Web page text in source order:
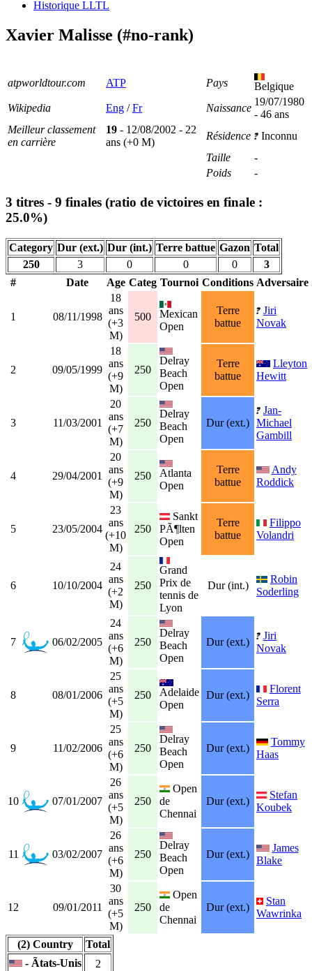
Historique LLTL
Xavier Malisse (#no-rank)
atpworldtour.com ATP Pays
Belgique
Wikipedia
Eng /Fr Naissance
19/07/1980
- 46 ans
Meilleur classement
en carrière
19 - 12/08/2002 - 22
ans (+0 M)
Résidence
Inconnu
Taille
-
Poids
-
3 titres - 9 finales (ratio de victoires en finale :
25.0%)
Category Dur (ext.) Dur (int.) Terre battue Gazon Total
250
3 0 0 0
3
#
Date Age Categ Tournoi Conditions Adversaire
1 08/11/1998
18
ans
(+3
M)
500
Mexican
Open
Terre
battue
Jiri
Novak
2 09/05/1999
18
ans
(+9
M)
250
Delray
Beach
Open
Terre
battue
Lleyton
Hewitt
3 11/03/2001
20
ans
(+7
M)
250
Delray
Beach
Open
Dur (ext.)
Jan-
Michael
Gambill
4 29/04/2001
20
ans
(+9
M)
250
Atlanta
Open
Terre
battue
Andy
Roddick
5 23/05/2004
23
ans
(+10
M)
250
Sankt
PÃ¶lten
Open
Terre
battue
Filippo
Volandri
6 10/10/2004
24
ans
(+2
M)
250
Grand
Prix de
tennis de
Lyon
Dur (int.)
Robin
Soderling
7 06/02/2005
24
ans
(+6
M)
250
Delray
Beach
Open
Dur (ext.)
Jiri
Novak
8 08/01/2006
25
ans
(+5
M)
250
Adelaide
Open
Dur (ext.)
Florent
Serra
9 11/02/2006
25
ans
(+6
M)
250
Delray
Beach
Open
Dur (ext.)
Tommy
Haas
10 07/01/2007
26
ans
(+5
M)
250
Open
de
Chennai
Dur (ext.)
Stefan
Koubek
11 03/02/2007
26
ans
(+6
M)
250
Delray
Beach
Open
Dur (ext.)
James
Blake
12 09/01/2011
30
ans
(+5
M)
250
Open
de
Chennai
Dur (ext.)
Stan
Wawrinka
(2) Country
Total
- Ãtats-Unis
2